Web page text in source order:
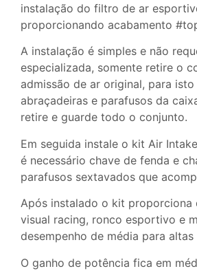
instalação do filtro de ar
proporcionando acabamento
A instalação é simples e não
especializada, somente retire o
admissão de ar original, para
abraçadeiras e parafusos da
retire e guarde todo o conjunto.
Em seguida instale o kit Air
é necessário chave de fenda e
parafusos sextavados que
Após instalado o kit proporciona
visual racing, ronco esportivo e
desempenho de média para
O ganho de potência fica em